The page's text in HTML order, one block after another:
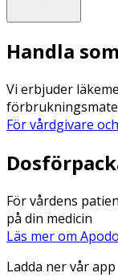
Handla
Vi erbjuder
För vårdgivare
För vårdens
på din medicin
Läs mer om
Ladda ner vår app